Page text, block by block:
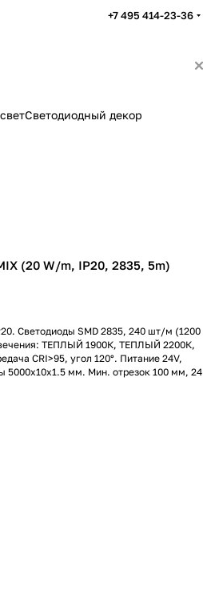
+7 495 414-23-36
Светодиодный декор
(20 W/m, IP20, 2835, 5m)
Светодиоды SMD 2835, 240 шт/м (1200
ТЕПЛЫЙ 1900К, ТЕПЛЫЙ 2200К,
CRI>95, угол 120°. Питание 24V,
5000x10x1.5 мм. Мин. отрезок 100 мм, 24